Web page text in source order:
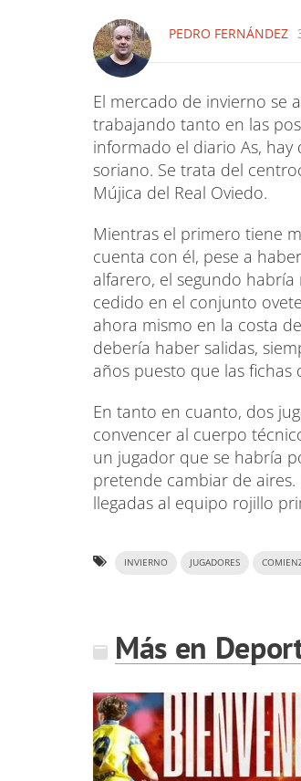
PEDRO FERNÁNDEZ
El mercado de invierno se
trabajando tanto en las
informado el diario As,
soriano. Se trata del
Mújica del Real Oviedo.
Mientras el primero tiene
cuenta con él, pese a
alfarero, el segundo
cedido en el conjunto
ahora mismo en la costa
debería haber salidas,
años puesto que las fichas
En tanto en cuanto, dos
convencer al cuerpo
un jugador que se habría
pretende cambiar de
llegadas al equipo rojillo
INVIERNO JUGADORES
Más en